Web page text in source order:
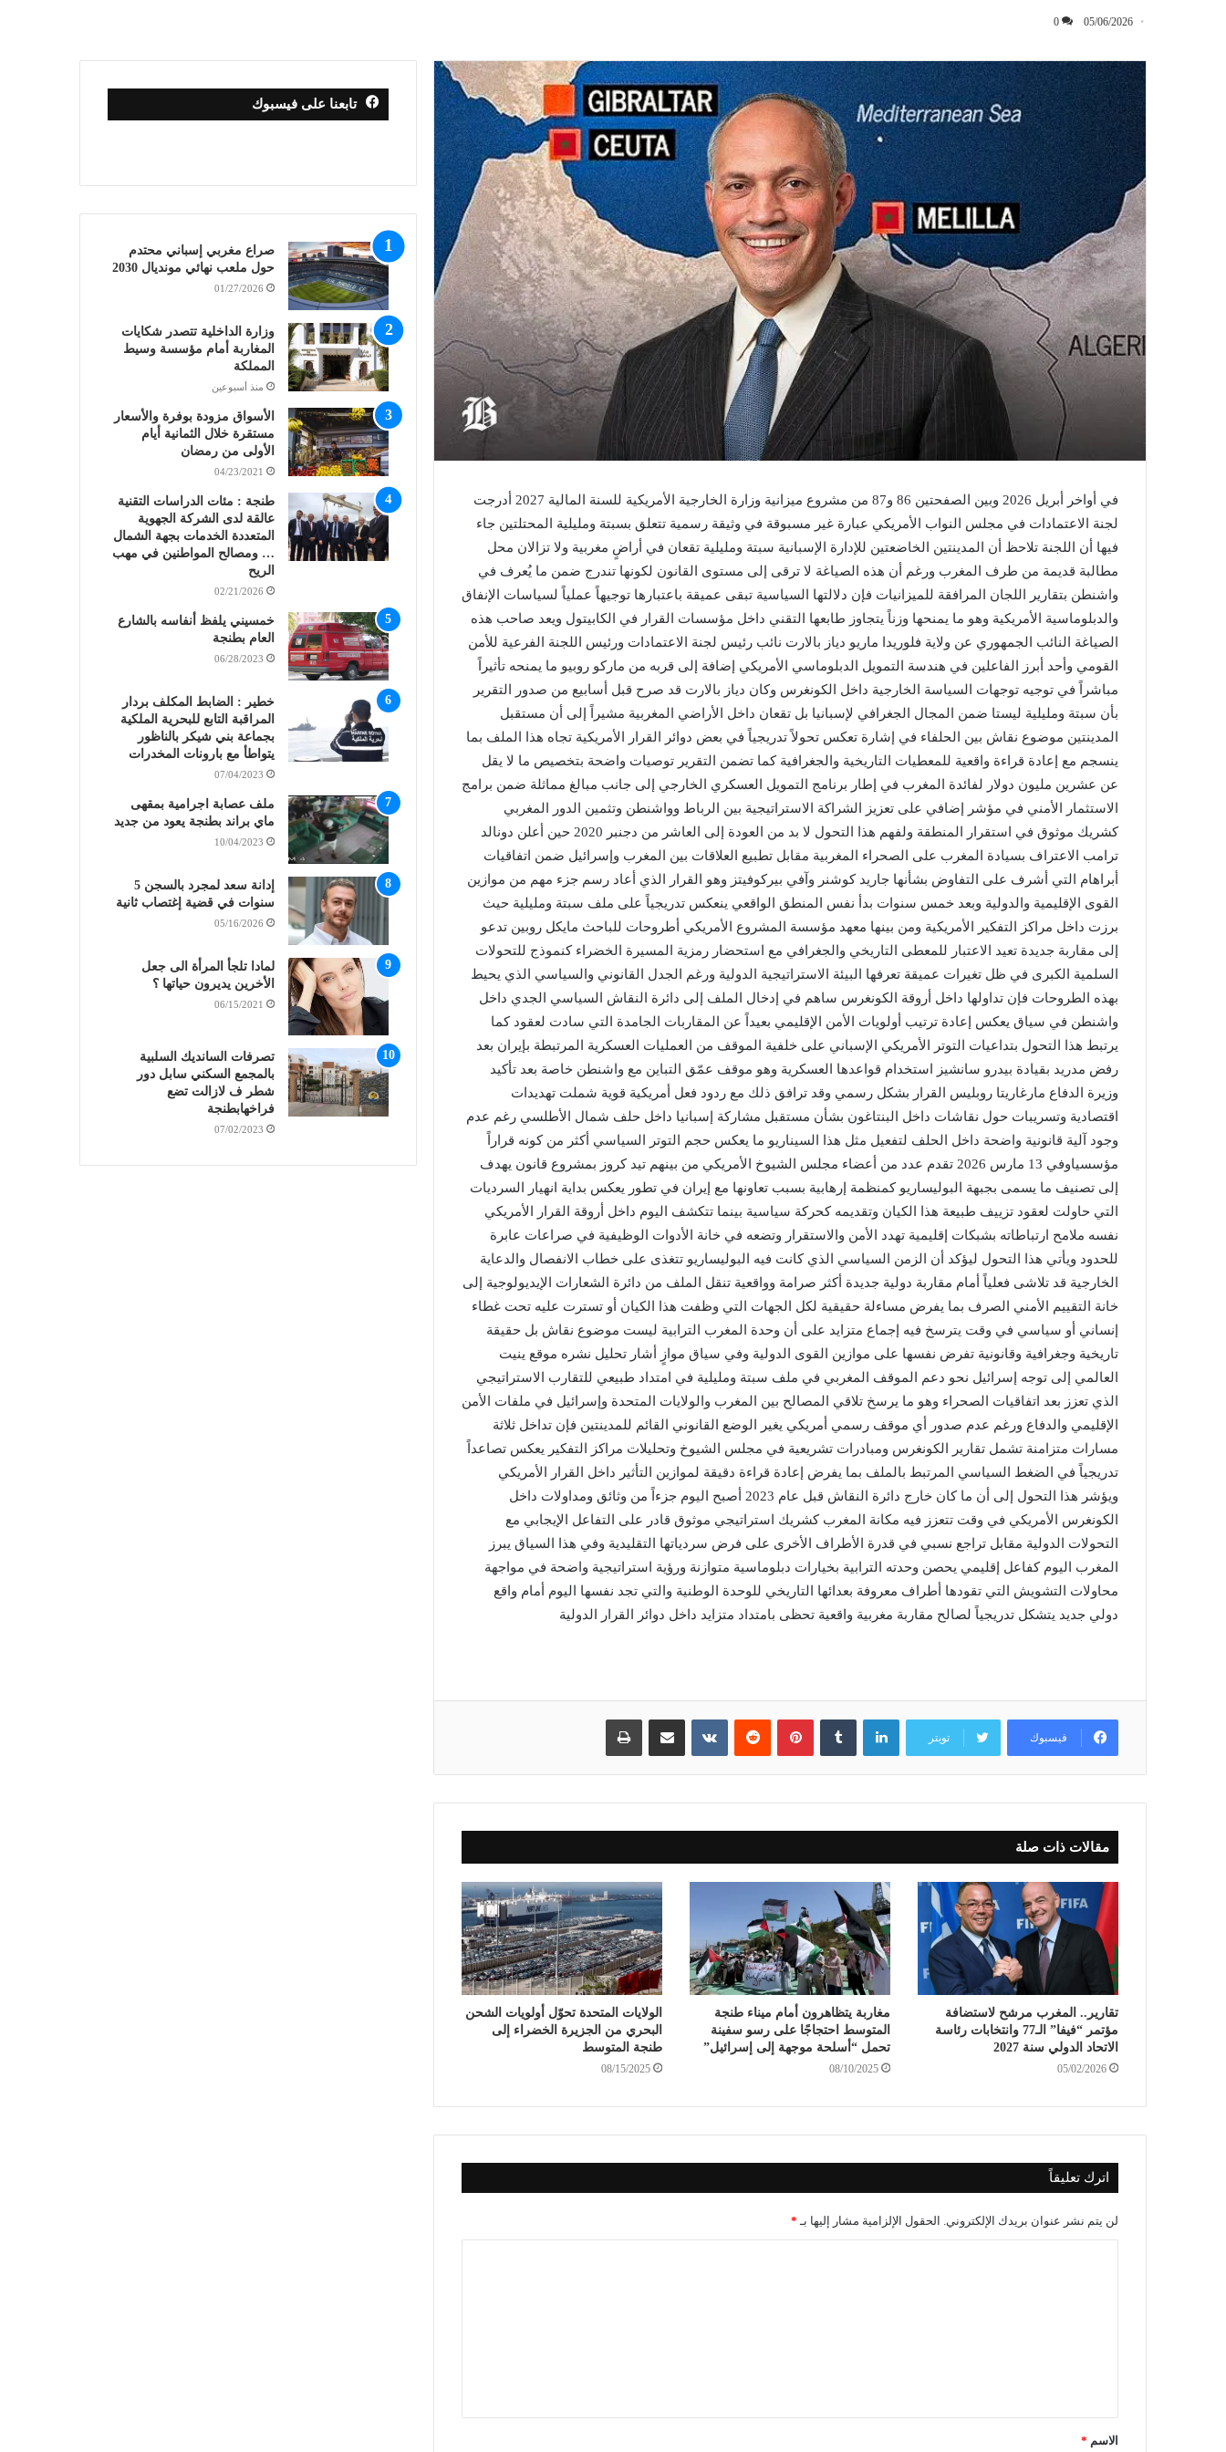
05/06/2026
0
في أواخر أبريل 2026 وبين الصفحتين 86 و87 من مشروع ميزانية وزارة الخارجية الأمريكية للسنة المالية 2027 أدرجت
لجنة الاعتمادات في مجلس النواب الأمريكي عبارة غير مسبوقة في وثيقة رسمية تتعلق بسبتة ومليلية المحتلتين جاء
فيها أن اللجنة تلاحظ أن المدينتين الخاضعتين للإدارة الإسبانية سبتة ومليلية تقعان في أراضٍ مغربية ولا تزالان محل
مطالبة قديمة من طرف المغرب ورغم أن هذه الصياغة لا ترقى إلى مستوى القانون لكونها تندرج ضمن ما يُعرف في
واشنطن بتقارير اللجان المرافقة للميزانيات فإن دلالتها السياسية تبقى عميقة باعتبارها توجيهاً عملياً لسياسات الإنفاق
والدبلوماسية الأمريكية وهو ما يمنحها وزناً يتجاوز طابعها التقني داخل مؤسسات القرار في الكابيتول ويعد صاحب هذه
الصياغة النائب الجمهوري عن ولاية فلوريدا ماريو دياز بالارت نائب رئيس لجنة الاعتمادات ورئيس اللجنة الفرعية للأمن
القومي وأحد أبرز الفاعلين في هندسة التمويل الدبلوماسي الأمريكي إضافة إلى قربه من ماركو روبيو ما يمنحه تأثيراً
مباشراً في توجيه توجهات السياسة الخارجية داخل الكونغرس وكان دياز بالارت قد صرح قبل أسابيع من صدور التقرير
بأن سبتة ومليلية ليستا ضمن المجال الجغرافي لإسبانيا بل تقعان داخل الأراضي المغربية مشيراً إلى أن مستقبل
المدينتين موضوع نقاش بين الحلفاء في إشارة تعكس تحولاً تدريجياً في بعض دوائر القرار الأمريكية تجاه هذا الملف بما
ينسجم مع إعادة قراءة واقعية للمعطيات التاريخية والجغرافية كما تضمن التقرير توصيات واضحة بتخصيص ما لا يقل
عن عشرين مليون دولار لفائدة المغرب في إطار برنامج التمويل العسكري الخارجي إلى جانب مبالغ مماثلة ضمن برامج
الاستثمار الأمني في مؤشر إضافي على تعزيز الشراكة الاستراتيجية بين الرباط وواشنطن وتثمين الدور المغربي
كشريك موثوق في استقرار المنطقة ولفهم هذا التحول لا بد من العودة إلى العاشر من دجنبر 2020 حين أعلن دونالد
ترامب الاعتراف بسيادة المغرب على الصحراء المغربية مقابل تطبيع العلاقات بين المغرب وإسرائيل ضمن اتفاقيات
أبراهام التي أشرف على التفاوض بشأنها جاريد كوشنر وآفي بيركوفيتز وهو القرار الذي أعاد رسم جزء مهم من موازين
القوى الإقليمية والدولية وبعد خمس سنوات بدأ نفس المنطق الواقعي ينعكس تدريجياً على ملف سبتة ومليلية حيث
برزت داخل مراكز التفكير الأمريكية ومن بينها معهد مؤسسة المشروع الأمريكي أطروحات للباحث مايكل روبين تدعو
إلى مقاربة جديدة تعيد الاعتبار للمعطى التاريخي والجغرافي مع استحضار رمزية المسيرة الخضراء كنموذج للتحولات
السلمية الكبرى في ظل تغيرات عميقة تعرفها البيئة الاستراتيجية الدولية ورغم الجدل القانوني والسياسي الذي يحيط
بهذه الطروحات فإن تداولها داخل أروقة الكونغرس ساهم في إدخال الملف إلى دائرة النقاش السياسي الجدي داخل
واشنطن في سياق يعكس إعادة ترتيب أولويات الأمن الإقليمي بعيداً عن المقاربات الجامدة التي سادت لعقود كما
يرتبط هذا التحول بتداعيات التوتر الأمريكي الإسباني على خلفية الموقف من العمليات العسكرية المرتبطة بإيران بعد
رفض مدريد بقيادة بيدرو سانشيز استخدام قواعدها العسكرية وهو موقف عمّق التباين مع واشنطن خاصة بعد تأكيد
وزيرة الدفاع مارغاريتا روبليس القرار بشكل رسمي وقد ترافق ذلك مع ردود فعل أمريكية قوية شملت تهديدات
اقتصادية وتسريبات حول نقاشات داخل البنتاغون بشأن مستقبل مشاركة إسبانيا داخل حلف شمال الأطلسي رغم عدم
وجود آلية قانونية واضحة داخل الحلف لتفعيل مثل هذا السيناريو ما يعكس حجم التوتر السياسي أكثر من كونه قراراً
مؤسسياوفي 13 مارس 2026 تقدم عدد من أعضاء مجلس الشيوخ الأمريكي من بينهم تيد كروز بمشروع قانون يهدف
إلى تصنيف ما يسمى بجبهة البوليساريو كمنظمة إرهابية بسبب تعاونها مع إيران في تطور يعكس بداية انهيار السرديات
التي حاولت لعقود تزييف طبيعة هذا الكيان وتقديمه كحركة سياسية بينما تتكشف اليوم داخل أروقة القرار الأمريكي
نفسه ملامح ارتباطاته بشبكات إقليمية تهدد الأمن والاستقرار وتضعه في خانة الأدوات الوظيفية في صراعات عابرة
للحدود ويأتي هذا التحول ليؤكد أن الزمن السياسي الذي كانت فيه البوليساريو تتغذى على خطاب الانفصال والدعاية
الخارجية قد تلاشى فعلياً أمام مقاربة دولية جديدة أكثر صرامة وواقعية تنقل الملف من دائرة الشعارات الإيديولوجية إلى
خانة التقييم الأمني الصرف بما يفرض مساءلة حقيقية لكل الجهات التي وظفت هذا الكيان أو تسترت عليه تحت غطاء
إنساني أو سياسي في وقت يترسخ فيه إجماع متزايد على أن وحدة المغرب الترابية ليست موضوع نقاش بل حقيقة
تاريخية وجغرافية وقانونية تفرض نفسها على موازين القوى الدولية وفي سياق موازٍ أشار تحليل نشره موقع ينيت
العالمي إلى توجه إسرائيل نحو دعم الموقف المغربي في ملف سبتة ومليلية في امتداد طبيعي للتقارب الاستراتيجي
الذي تعزز بعد اتفاقيات الصحراء وهو ما يرسخ تلاقي المصالح بين المغرب والولايات المتحدة وإسرائيل في ملفات الأمن
الإقليمي والدفاع ورغم عدم صدور أي موقف رسمي أمريكي يغير الوضع القانوني القائم للمدينتين فإن تداخل ثلاثة
مسارات متزامنة تشمل تقارير الكونغرس ومبادرات تشريعية في مجلس الشيوخ وتحليلات مراكز التفكير يعكس تصاعداً
تدريجياً في الضغط السياسي المرتبط بالملف بما يفرض إعادة قراءة دقيقة لموازين التأثير داخل القرار الأمريكي
ويؤشر هذا التحول إلى أن ما كان خارج دائرة النقاش قبل عام 2023 أصبح اليوم جزءاً من وثائق ومداولات داخل
الكونغرس الأمريكي في وقت تتعزز فيه مكانة المغرب كشريك استراتيجي موثوق قادر على التفاعل الإيجابي مع
التحولات الدولية مقابل تراجع نسبي في قدرة الأطراف الأخرى على فرض سردياتها التقليدية وفي هذا السياق يبرز
المغرب اليوم كفاعل إقليمي يحصن وحدته الترابية بخيارات دبلوماسية متوازنة ورؤية استراتيجية واضحة في مواجهة
محاولات التشويش التي تقودها أطراف معروفة بعدائها التاريخي للوحدة الوطنية والتي تجد نفسها اليوم أمام واقع
دولي جديد يتشكل تدريجياً لصالح مقاربة مغربية واقعية تحظى بامتداد متزايد داخل دوائر القرار الدولية
فيسبوك تويتر
لينكدإن بينتيريست مشاركة عبر البريد طباعة
مقالات ذات صلة
تقارير.. المغرب مرشح لاستضافة
مؤتمر “فيفا” الـ77 وانتخابات رئاسة
الاتحاد الدولي سنة 2027
05/02/2026
مغاربة يتظاهرون أمام ميناء طنجة
المتوسط احتجاجًا على رسو سفينة
تحمل “أسلحة موجهة إلى إسرائيل”
08/10/2025
الولايات المتحدة تحوّل أولويات الشحن
البحري من الجزيرة الخضراء إلى
طنجة المتوسط
08/15/2025
اترك تعليقاً
لن يتم نشر عنوان بريدك الإلكتروني. الحقول الإلزامية مشار إليها بـ *
الاسم *
تابعنا على فيسبوك
صراع مغربي إسباني محتدم
حول ملعب نهائي مونديال 2030
01/27/2026
وزارة الداخلية تتصدر شكايات
المغاربة أمام مؤسسة وسيط
المملكة
منذ أسبوعين
الأسواق مزودة بوفرة والأسعار
مستقرة خلال الثمانية أيام
الأولى من رمضان
04/23/2021
طنجة : مئات الدراسات التقنية
عالقة لدى الشركة الجهوية
المتعددة الخدمات بجهة الشمال
… ومصالح المواطنين في مهب
الريح
02/21/2026
خمسيني يلفظ أنفاسه بالشارع
العام بطنجة
06/28/2023
خطير : الضابط المكلف بردار
المراقبة التابع للبحرية الملكية
بجماعة بني شيكر بالناظور
يتواطأ مع بارونات المخدرات
07/04/2023
ملف عصابة اجرامية بمقهى
ماي براند بطنجة يعود من جديد
10/04/2023
إدانة سعد لمجرد بالسجن 5
سنوات في قضية إغتصاب ثانية
05/16/2026
لمادا تلجأ المرأة الى جعل
الأخرين يديرون حياتها ؟
06/15/2021
تصرفات السانديك السلبية
بالمجمع السكني سابل دور
شطر ف لازالت تضع
فراخهابطنجة
07/02/2023